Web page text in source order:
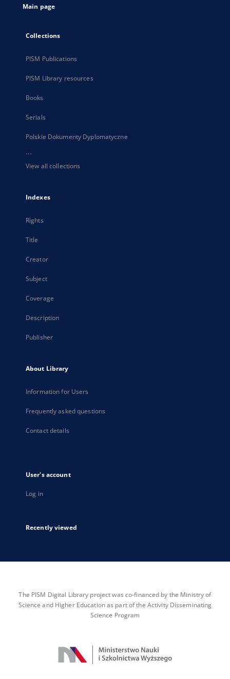
Main page
Collections
PISM Publications
PISM Library resources
Books
Serials
Polskie Dokumenty Dyplomatyczne
...
View all collections
Indexes
Rights
Title
Creator
Subject
Coverage
Description
Publisher
About Library
Information for Users
Frequently asked questions
Contact details
User's account
Log in
Recently viewed
The PISM Digital Library project was co-financed by the Ministry of
Science and Higher Education as part of the Activity Disseminating
Science Program